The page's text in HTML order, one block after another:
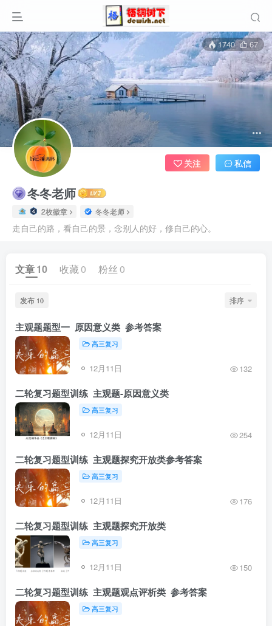
1740 67
冬冬老师
2枚徽章 冬冬老师
走自己的路，看自己的景，念别人的好，修自己的心。
关注 私信
文章10 收藏 0 粉丝 0
发布 10 排序
主观题题型一 原因意义类 参考答案
高三复习
12月11日 132
二轮复习题型训练 主观题-原因意义类
高三复习
12月11日 254
二轮复习题型训练 主观题探究开放类参考答案
高三复习
12月11日 176
二轮复习题型训练 主观题探究开放类
高三复习
12月11日 150
二轮复习题型训练 主观题观点评析类 参考答案
高三复习